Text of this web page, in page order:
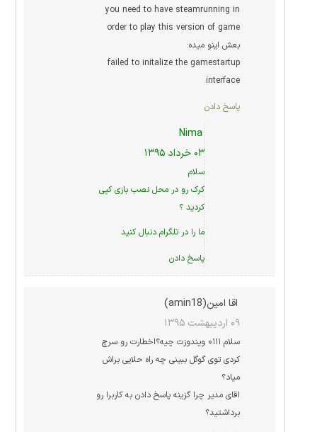
you need to have steamrunning in
order to play this version of game
بعش اینو میده:
failed to initalize the gamestartup
interface
پاسخ دادن
Nima
۰۳ خرداد ۱۳۹۵
سلام
کرک رو در محل نصب بازی کپی
کردید ؟
ما را درتلگرام دنبال کنید
پاسخ دادن
اقا امین(amin18)
۰۹ اردیبهشت ۱۳۹۵
سلام ۰۱۱۱ ویندوزت چیه؟اخطارت رو سرچ
کردی توی گوگل ببینی چه راه حلایی براش
میاد؟
اقای مدیر چرا گزینه پاسخ دادن به کاربرا رو
برداشتید؟